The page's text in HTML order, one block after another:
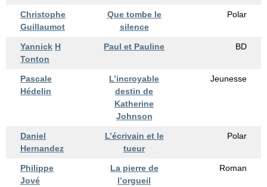
Christophe
Guillaumot
Que tombe le
silence
Polar
Yannick H
Tonton
Paul et Pauline BD
Pascale
Hédelin
L’incroyable
destin de
Katherine
Johnson
Jeunesse
Daniel
Hernandez
L’écrivain et le
tueur
Polar
Philippe
Jové
La pierre de
l’orgueil
Roman